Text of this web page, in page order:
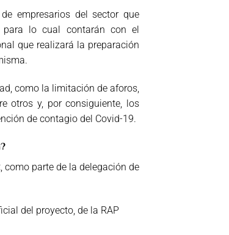
empresarios del sector que
para lo cual contarán con el
que realizará la preparación
como la limitación de aforos,
otros y, por consiguiente, los
de contagio del Covid-19.
como parte de la delegación de
del proyecto, de la RAP